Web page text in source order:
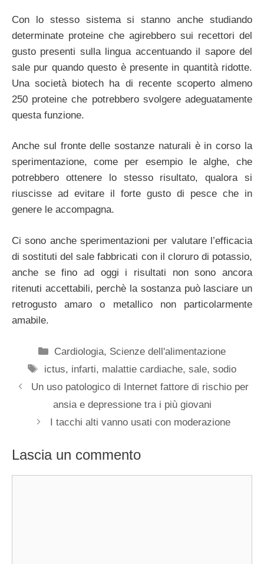
Con lo stesso sistema si stanno anche studiando
determinate proteine che agirebbero sui recettori del
gusto presenti sulla lingua accentuando il sapore del
sale pur quando questo è presente in quantità ridotte.
Una società biotech ha di recente scoperto almeno
250 proteine che potrebbero svolgere adeguatamente
questa funzione.
Anche sul fronte delle sostanze naturali è in corso la
sperimentazione, come per esempio le alghe, che
potrebbero ottenere lo stesso risultato, qualora si
riuscisse ad evitare il forte gusto di pesce che in
genere le accompagna.
Ci sono anche sperimentazioni per valutare l’efficacia
di sostituti del sale fabbricati con il cloruro di potassio,
anche se fino ad oggi i risultati non sono ancora
ritenuti accettabili, perchè la sostanza può lasciare un
retrogusto amaro o metallico non particolarmente
amabile.
Categorie
Cardiologia, Scienze dell'alimentazione
Tag
ictus, infarti, malattie cardiache, sale, sodio
Un uso patologico di Internet fattore di rischio per
ansia e depressione tra i più giovani
I tacchi alti vanno usati con moderazione
Lascia un commento